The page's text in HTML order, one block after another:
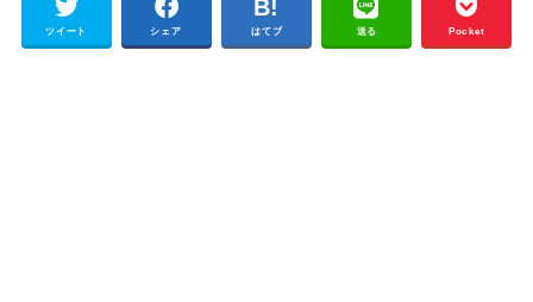
ツイート シェア はてブ 送る Pocket